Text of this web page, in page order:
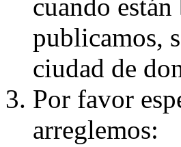
cuando
publicamos,
ciudad de
Por favor
arreglemos: